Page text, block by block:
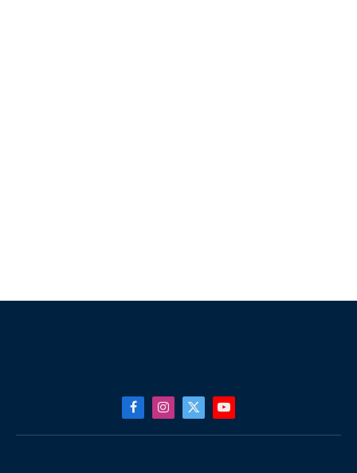
FacebookInstagram
X
YouTube